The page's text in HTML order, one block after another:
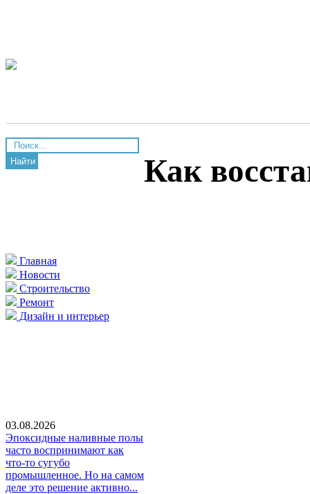
Найти
Главная
Новости
Строительство
Ремонт
Дизайн и интерьер
03.08.2026
Эпоксидные наливные полы
часто воспринимают как
что-то сугубо
промышленное. Но на самом
деле это решение активно...
Как